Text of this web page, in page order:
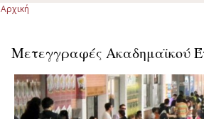
Αρχική
Μετεγγραφές Ακαδημαϊκού